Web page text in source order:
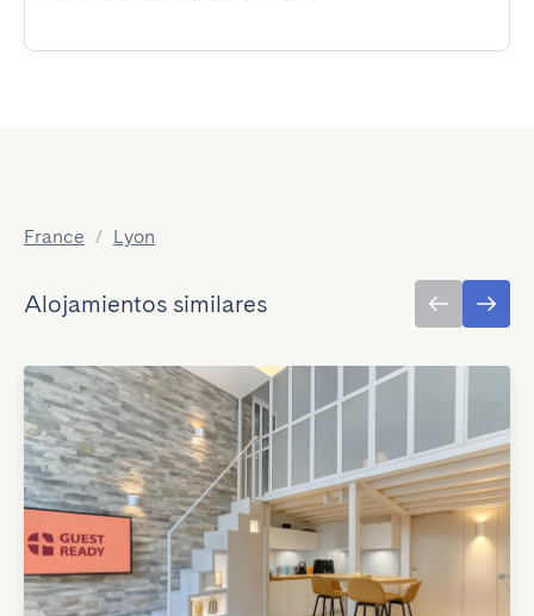
France / Lyon
Alojamientos similares